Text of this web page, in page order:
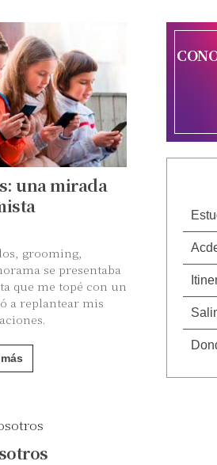
una mirada
grooming,
se presentaba
que me topé con un
a replantear mis